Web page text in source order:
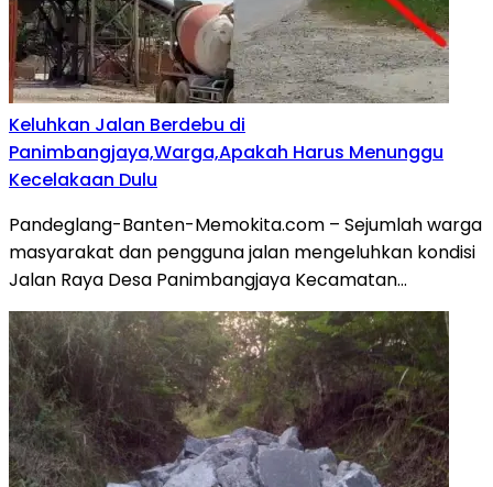
Keluhkan Jalan Berdebu di
Panimbangjaya,Warga,Apakah Harus Menunggu
Kecelakaan Dulu
Pandeglang-Banten-Memokita.com – Sejumlah warga
masyarakat dan pengguna jalan mengeluhkan kondisi
Jalan Raya Desa Panimbangjaya Kecamatan…